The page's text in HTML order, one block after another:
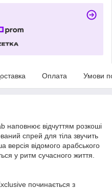
Оплата Умови
наповнює відчуттям розкоші
спрей для тіла звучить
версія відомого арабського
у ритм сучасного життя.
починається з